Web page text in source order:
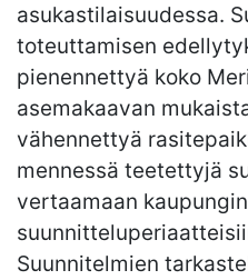
asukastilaisuudessa.
toteuttamisen
pienennettyä koko
asemakaavan
vähennettyä
mennessä teetettyjä
vertaamaan kaupungin
Suunnitelmien